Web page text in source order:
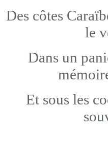
Des côtes
le
Dans un
Et sous les